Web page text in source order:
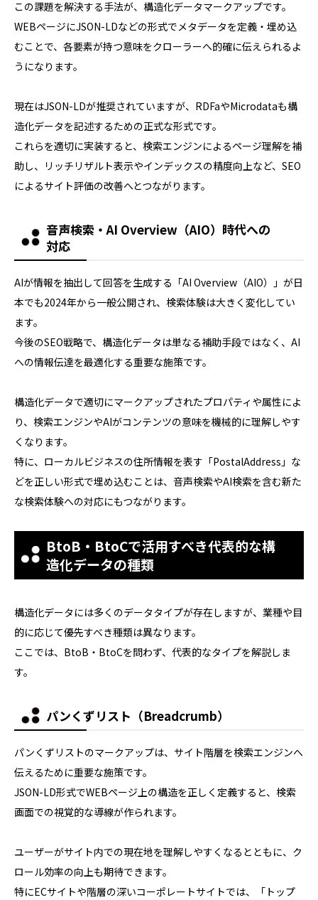
この課題を解決する手法が、構造化データマークアップです。
WEBページにJSON-LDなどの形式でメタデータを定義・埋め込
むことで、各要素が持つ意味をクローラーへ的確に伝えられるよ
うになります。
現在はJSON-LDが推奨されていますが、RDFaやMicrodataも構
造化データを記述するための正式な形式です。
これらを適切に実装すると、検索エンジンによるページ理解を補
助し、リッチリザルト表示やインデックスの精度向上など、SEO
によるサイト評価の改善へとつながります。
音声検索・AI Overview（AIO）時代への
対応
AIが情報を抽出して回答を生成する「AI Overview（AIO）」が日
本でも2024年から一般公開され、検索体験は大きく変化してい
ます。
今後のSEO戦略で、構造化データは単なる補助手段ではなく、AI
への情報伝達を最適化する重要な施策です。
構造化データで適切にマークアップされたプロパティや属性によ
り、検索エンジンやAIがコンテンツの意味を機械的に理解しやす
くなります。
特に、ローカルビジネスの住所情報を表す「PostalAddress」な
どを正しい形式で埋め込むことは、音声検索やAI検索を含む新た
な検索体験への対応にもつながります。
BtoB・BtoCで活用すべき代表的な構
造化データの種類
構造化データには多くのデータタイプが存在しますが、業種や目
的に応じて優先すべき種類は異なります。
ここでは、BtoB・BtoCを問わず、代表的なタイプを解説しま
す。
パンくずリスト（Breadcrumb）
パンくずリストのマークアップは、サイト階層を検索エンジンへ
伝えるために重要な施策です。
JSON-LD形式でWEBページ上の構造を正しく定義すると、検索
画面での視覚的な導線が作られます。
ユーザーがサイト内での現在地を理解しやすくなるとともに、ク
ロール効率の向上も期待できます。
特にECサイトや階層の深いコーポレートサイトでは、「トップ